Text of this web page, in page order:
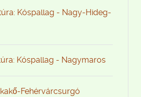
Kóspallag - Nagy-Hideg-
Kóspallag - Nagymaros
Fehérvárcsurgó